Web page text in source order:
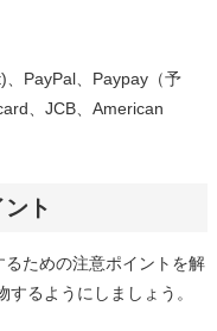
PayPal、Paypay（予
、JCB、American
ト
ための注意ポイントを解
るようにしましょう。